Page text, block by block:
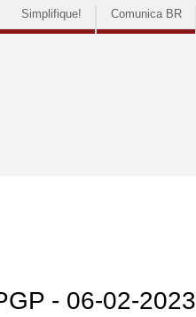
Simplifique! Comunica BR
- 06-02-2023